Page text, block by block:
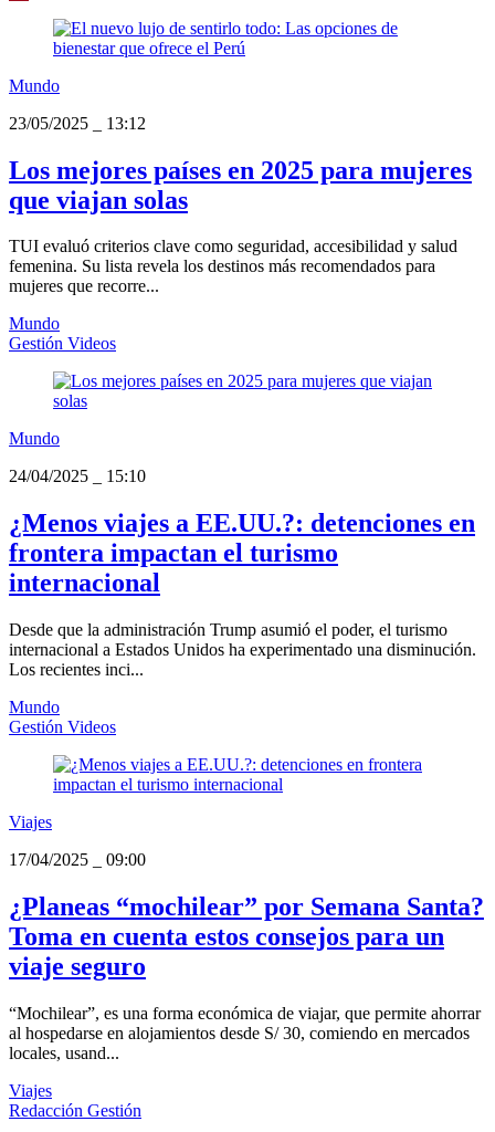
Mundo
23/05/2025
13:12
Los mejores países en 2025 para mujeres
que viajan solas
TUI evaluó criterios clave como seguridad, accesibilidad y salud
femenina. Su lista revela los destinos más recomendados para
mujeres que recorre...
Mundo
Gestión Videos
Mundo
24/04/2025
15:10
¿Menos viajes a EE.UU.?: detenciones en
frontera impactan el turismo
internacional
Desde que la administración Trump asumió el poder, el turismo
internacional a Estados Unidos ha experimentado una disminución.
Los recientes inci...
Mundo
Gestión Videos
Viajes
17/04/2025
09:00
¿Planeas “mochilear” por Semana Santa?
Toma en cuenta estos consejos para un
viaje seguro
“Mochilear”, es una forma económica de viajar, que permite ahorrar
al hospedarse en alojamientos desde S/ 30, comiendo en mercados
locales, usand...
Viajes
Redacción Gestión